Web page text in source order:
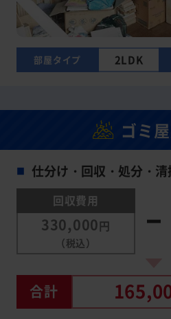
部屋タイプ 2LDK
ゴミ
■ 仕分け・回収・処分・
回収費用
330,000円
（税込）
合計